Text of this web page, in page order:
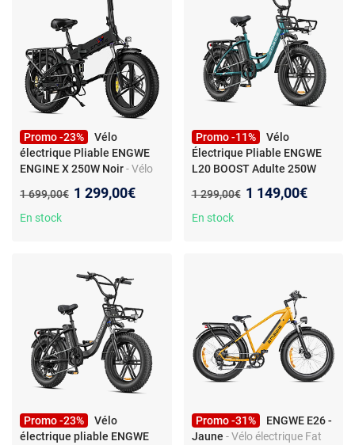
Promo -23%
Vélo
électrique Pliable ENGWE
ENGINE X 250W Noir- Vélo
ENGINE X Moteur 250W Vélo
électrique Urbain 48V 13AH
Ancien prix :
1 699,00€ Nouveau prix :
1 299,00€
En stock
Promo -11%
Vélo
Électrique Pliable ENGWE
L20 BOOST Adulte 250W
13AH
Ancien prix :
1 299,00€ Nouveau prix :
1 149,00€
En stock
Promo -23%
Vélo
électrique pliable ENGWE
Promo -31%
ENGWE E26 -
Jaune - Vélo électrique Fat